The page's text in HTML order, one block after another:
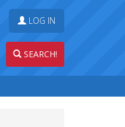
LOG IN
SEARCH!